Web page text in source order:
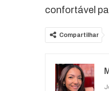
confortável
Compartilhar